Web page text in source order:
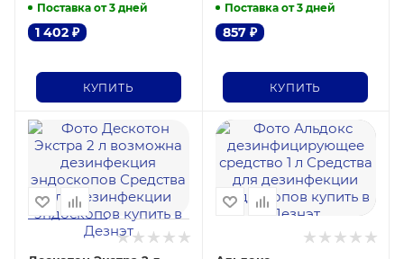
Поставка от 3 дней
1 402 ₽
КУПИТЬ
Поставка от 3 дней
857₽
КУПИТЬ